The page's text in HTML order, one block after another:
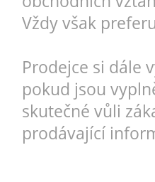
Vždy však
Prodejce si dále
pokud jsou
skutečné vůli
prodávající